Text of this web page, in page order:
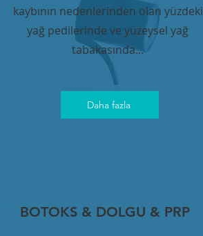
kaybının nedenlerinden olan yüzdeki
yağ pedilerinde ve yüzeysel yağ
tabakasında...
Daha fazla
BOTOKS & DOLGU & PRP